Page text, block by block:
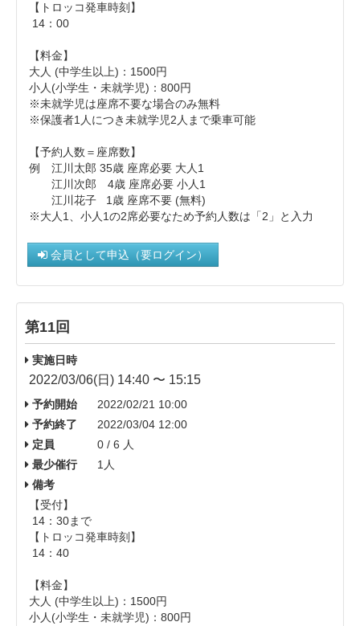
【トロッコ発車時刻】
14：00
【料金】
大人 (中学生以上)： 1500円
小人(小学生・未就学児)：800円
※未就学児は座席不要な場合のみ無料
※保護者1人につき未就学児2人まで乗車可能
【予約人数＝座席数】
例 江川太郎 35歳 座席必要 大人1
江川次郎 4歳 座席必要 小人1
江川花子 1歳 座席不要 (無料)
※大人1、小人1の2席必要なため予約人数は「2」と入力
会員として申込（要ログイン）
第11回
実施日時
2022/03/06(日) 14:40 〜 15:15
予約開始
2022/02/21 10:00
予約終了
2022/03/04 12:00
定員
0 / 6 人
最少催行
1人
備考
【受付】
14：30まで
【トロッコ発車時刻】
14：40
【料金】
大人 (中学生以上)： 1500円
小人(小学生・未就学児)：800円